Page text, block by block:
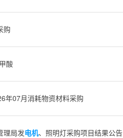
购
酸
年07月消耗物资材料采购
理局发电机、照明灯采购项目结果公告